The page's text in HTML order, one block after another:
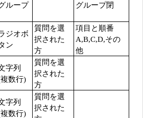
ループ グループ閉
ジオボ
ン
質問を選
択された
方
項目と順番
A,B,C,D,その
他
字列
数行)
質問を選
択された
方
字列
数行)
質問を選
択された